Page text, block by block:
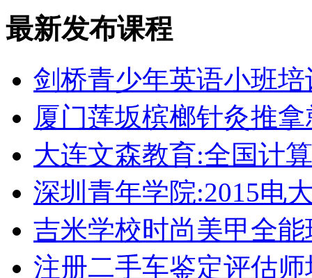
最新发布课程
剑桥青少年英语小班培
厦门莲坂槟榔针灸推
大连文森教育:全国计
深圳青年学院:2015电
吉米学校时尚美甲全能
注册二手车鉴定评估